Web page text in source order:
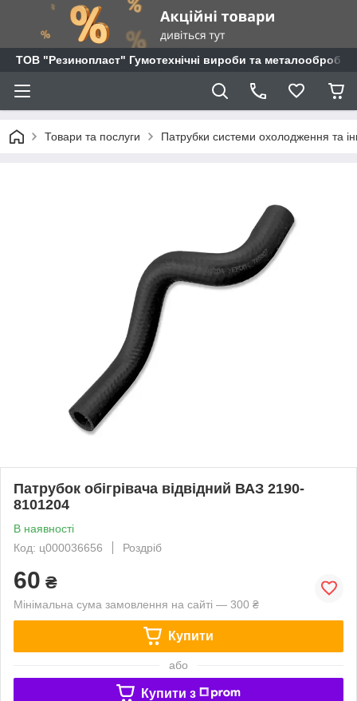
ТОВ "Резинопласт" Гумотехнічні вироби та металообробка
Товари та послуги Патрубки системи охолодження та
Патрубок обігрівача відвідний ВАЗ 2190-
8101204
В наявності
Код: ц000036656
Роздріб
60 ₴
Мінімальна сума замовлення на сайті — 300 ₴
Купити
або
Купити з